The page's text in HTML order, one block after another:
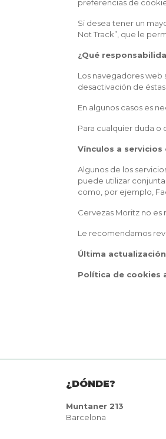
preferencias de
Si desea tener un
Not Track”, que le
¿Qué
Los navegadores web
desactivación de
En algunos casos es
Para cualquier duda
Vínculos a servicios
Algunos de los
puede utilizar
como, por ejemplo,
Cervezas Moritz no
Le recomendamos
Última
Política de cookies
¿DÓNDE?
Muntaner 213
Barcelona